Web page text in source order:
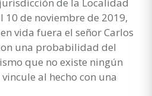
10 de noviembre de 2019,
vida fuera el señor Carlos
una probabilidad del
que no existe ningún
al hecho con una